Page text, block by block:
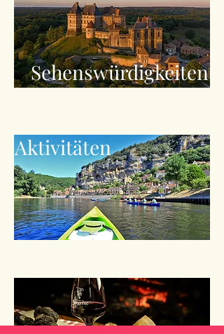
Sehenswürdigkeiten
Aktivitäten